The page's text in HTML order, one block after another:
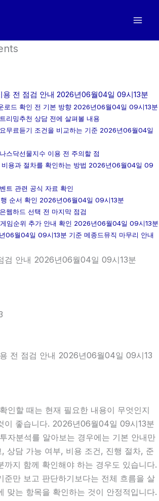
용 전 점검 안내 2026년06월04일 09시13분
로드 확인 전 기본 방향 2026년06월04일 09시13분
리밍추천 상담 전에 살펴볼 내용
무료듣기 조건을 비교하는 기준 2026년06월04일
스닥선물지수 이용 전 주의할 점
비용과 절차를 확인하는 방법 2026년06월04일 09
트 관련 공식 자료 확인
순서 확인 2026년06월04일 09시13분
웹하드 선택 전 마지막 점검
임순위 추가 안내 확인 2026년06월04일 09시13분
06월04일 09시13분 기준 메종드뮤직 마무리 안내
검 안내 2026년06월04일 09시13분
전 점검 안내 2026년06월04일 09시13
인할 때는 현재 필요한 내용이 무엇인지
이 좋습니다. 2026년06월04일 09시13분
자분석를 알아보는 경우에는 기본 안내만
상담 가능 여부, 비용 조건, 진행 절차, 준
까지 함께 확인해야 하는 경우도 있습니다.
준만 보고 판단하기보다는 전체 흐름을 살
맞는 항목을 확인하는 것이 안정적입니다.